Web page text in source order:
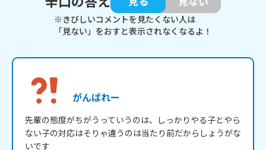
※きびしいコメントを見たくない人は
「見ない」をおすと表示されなくなるよ！
がんばれー
先輩の態度がちがうっていうのは、しっかりやる子とやら
ない子の対応はそりゃ違うのは当たり前だからしょうがな
いです